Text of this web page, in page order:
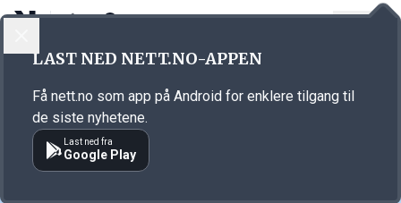
Annonsørinnhold
LAST NED NETT.NO-APPEN
Få nett.no som app på Android for enklere tilgang til
de siste nyhetene.
Last ned fra
Google Play